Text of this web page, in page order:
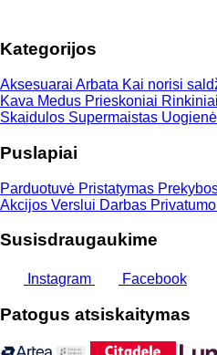
11,00 €
Kategorijos
Aksesuarai Arbata Kai norisi
Kava Medus Prieskoniai
Skaidulos Supermaistas
Puslapiai
Parduotuvė Pristatymas
Akcijos Verslui Darbas
Susisdraugaukime
Instagram Facebook
Patogus atsiskaitymas